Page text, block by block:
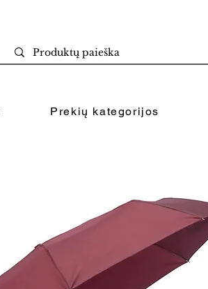
Prekių kategorijos